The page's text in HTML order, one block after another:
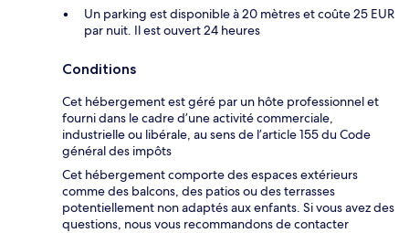
Un parking est disponible à 20 mètres et coûte 25 EUR
par nuit. Il est ouvert 24 heures
Conditions
Cet hébergement est géré par un hôte professionnel et
fourni dans le cadre d’une activité commerciale,
industrielle ou libérale, au sens de l’article 155 du Code
général des impôts
Cet hébergement comporte des espaces extérieurs
comme des balcons, des patios ou des terrasses
potentiellement non adaptés aux enfants. Si vous avez des
questions, nous vous recommandons de contacter